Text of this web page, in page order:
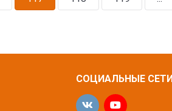
СОЦИАЛЬНЫЕ СЕТИ